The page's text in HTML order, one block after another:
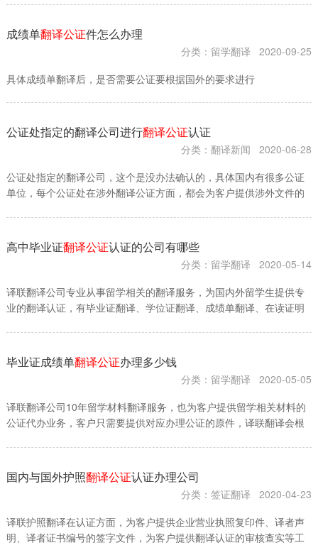
成绩单翻译公证件怎么办理
分类：留学翻译
2020-09-25
具体成绩单翻译后，是否需要公证要根据国外的要求进行
公证处指定的翻译公司进行翻译公证认证
分类：翻译新闻
2020-06-28
公证处指定的翻译公司，这个是没办法确认的，具体国内有很多公证
单位，每个公证处在涉外翻译公证方面，都会为客户提供涉外文件的
高中毕业证翻译公证认证的公司有哪些
分类：留学翻译
2020-05-14
译联翻译公司专业从事留学相关的翻译服务，为国内外留学生提供专
业的翻译认证，有毕业证翻译、学位证翻译、成绩单翻译、在读证明
毕业证成绩单翻译公证办理多少钱
分类：留学翻译
2020-05-05
译联翻译公司10年留学材料翻译服务，也为客户提供留学相关材料的
公证代办业务，客户只需要提供对应办理公证的原件，译联翻译会根
国内与国外护照翻译公证认证办理公司
分类：签证翻译
2020-04-23
译联护照翻译在认证方面，为客户提供企业营业执照复印件、译者声
明、译者证书编号的签字文件，为客户提供翻译认证的审核查实等工